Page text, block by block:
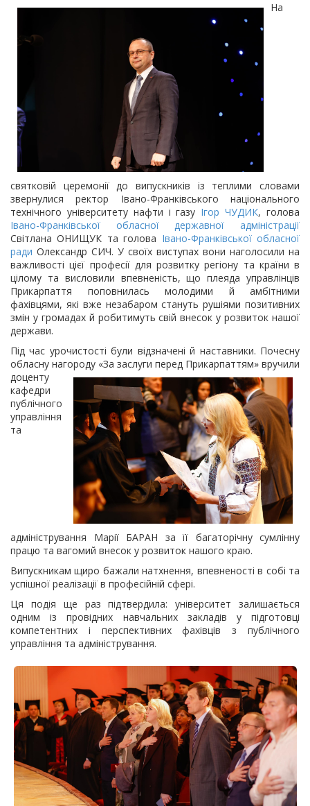
На
святковій церемонії до випускників із теплими словами
звернулися ректор Івано-Франківського національного
технічного університету нафти і газу Ігор ЧУДИК, голова
Івано-Франківської обласної державної адміністрації
Світлана ОНИЩУК та голова Івано-Франківської обласної
ради Олександр СИЧ. У своїх виступах вони наголосили на
важливості цієї професії для розвитку регіону та країни в
цілому та висловили впевненість, що плеяда управлінців
Прикарпаття поповнилась молодими й амбітними
фахівцями, які вже незабаром стануть рушіями позитивних
змін у громадах й робитимуть свій внесок у розвиток нашої
держави.
Під час урочистості були відзначені й наставники. Почесну
обласну нагороду «За заслуги перед Прикарпаттям» вручили
доценту
кафедри
публічного
управління
та
адміністрування Марії БАРАН за її багаторічну сумлінну
працю та вагомий внесок у розвиток нашого краю.
Випускникам щиро бажали натхнення, впевненості в собі та
успішної реалізації в професійній сфері.
Ця подія ще раз підтвердила: університет залишається
одним із провідних навчальних закладів у підготовці
компетентних і перспективних фахівців з публічного
управління та адміністрування.